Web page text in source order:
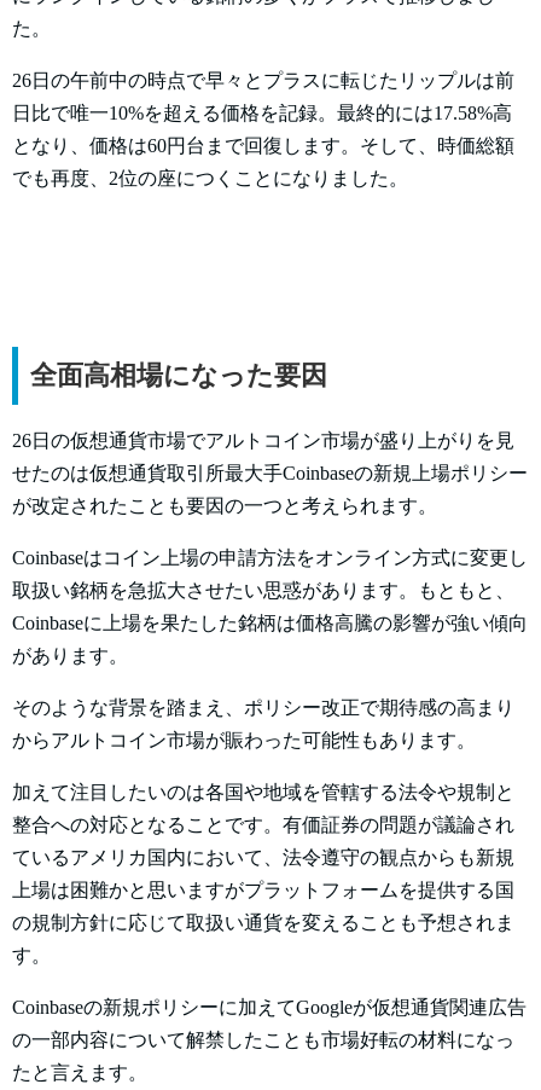
た。
26日の午前中の時点で早々とプラスに転じたリップルは前
日比で唯一10%を超える価格を記録。最終的には17.58%高
となり、価格は60円台まで回復します。そして、時価総額
でも再度、2位の座につくことになりました。
全面高相場になった要因
26日の仮想通貨市場でアルトコイン市場が盛り上がりを見
せたのは仮想通貨取引所最大手Coinbaseの新規上場ポリシー
が改定されたことも要因の一つと考えられます。
Coinbaseはコイン上場の申請方法をオンライン方式に変更し
取扱い銘柄を急拡大させたい思惑があります。もともと、
Coinbaseに上場を果たした銘柄は価格高騰の影響が強い傾向
があります。
そのような背景を踏まえ、ポリシー改正で期待感の高まり
からアルトコイン市場が賑わった可能性もあります。
加えて注目したいのは各国や地域を管轄する法令や規制と
整合への対応となることです。有価証券の問題が議論され
ているアメリカ国内において、法令遵守の観点からも新規
上場は困難かと思いますがプラットフォームを提供する国
の規制方針に応じて取扱い通貨を変えることも予想されま
す。
Coinbaseの新規ポリシーに加えてGoogleが仮想通貨関連広告
の一部内容について解禁したことも市場好転の材料になっ
たと言えます。